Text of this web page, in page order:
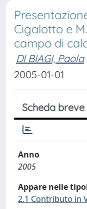
Cigalotto e
campo di
DI BIAGI, Paola
2005-01-01
Scheda breve
Anno
2005
Appare nelle
2.1 Contributo in